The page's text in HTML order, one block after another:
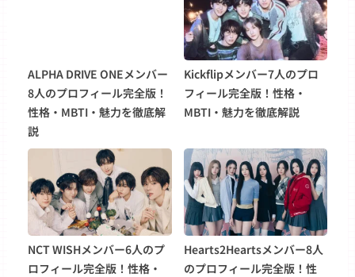
ALPHA DRIVE ONEメンバー
8人のプロフィール完全版！
性格・MBTI・魅力を徹底解
説
Kickflipメンバー7人のプロ
フィール完全版！性格・
MBTI・魅力を徹底解説
NCT WISHメンバー6人のプ
ロフィール完全版！性格・
Hearts2Heartsメンバー8人
のプロフィール完全版！性